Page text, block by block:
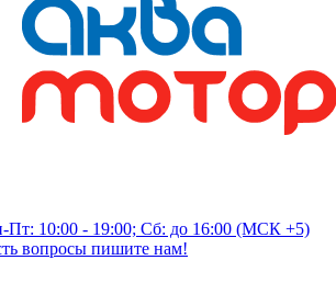
Пт: 10:00 - 19:00; Сб: до 16:00 (МСК +5)
вопросы пишите нам!